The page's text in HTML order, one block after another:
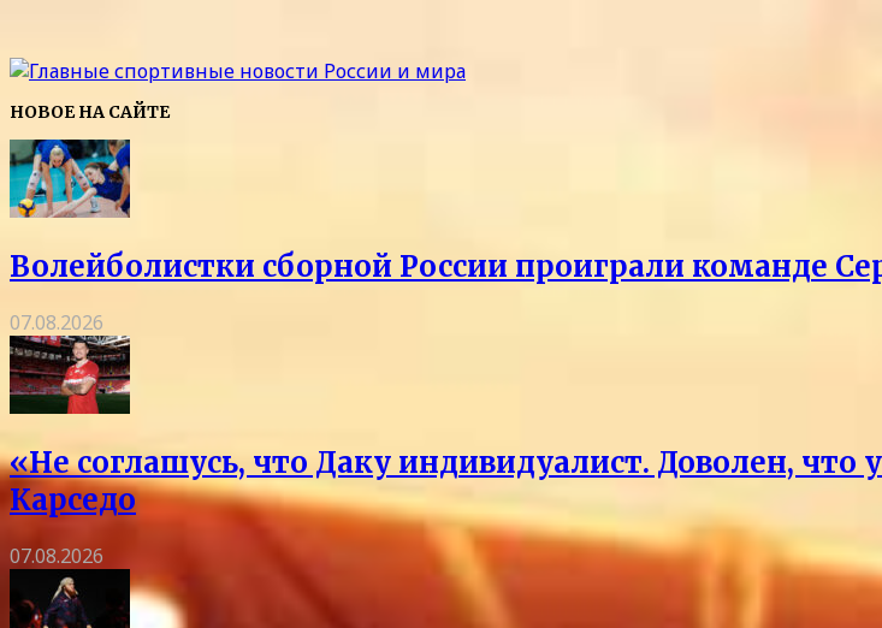
НОВОЕ НА САЙТЕ
Волейболистки сборной России проиграли команде
07.08.2026
«Не соглашусь, что Даку индивидуалист. Доволен,
Карседо
07.08.2026